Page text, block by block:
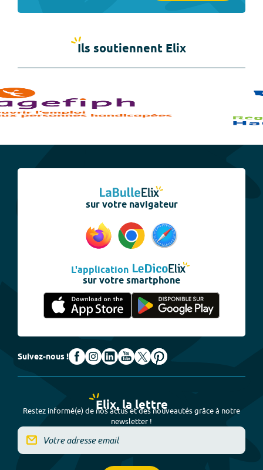
Ils soutiennent Elix
sur votre navigateur
L'application
sur votre smartphone
Suivez-nous !
Elix, la lettre
Restez informé(e) de nos actus et des nouveautés grâce à notre
newsletter !